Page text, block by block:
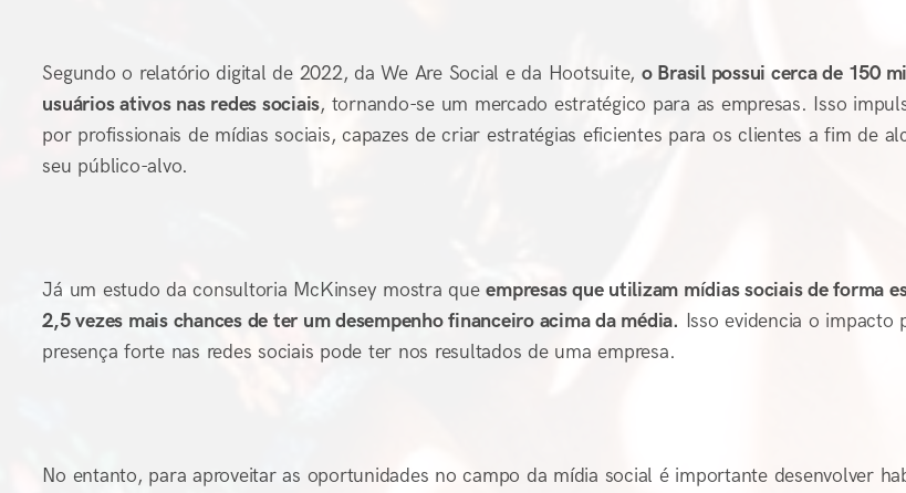
Segundo o relatório digital de 2022, da We Are Social e da Hootsuite, o Brasil possui cerca de 150
usuários ativos nas redes sociais, tornando-se um mercado estratégico para as empresas. Isso
por profissionais de mídias sociais, capazes de criar estratégias eficientes para os clientes a fim de
seu público-alvo.
Já um estudo da consultoria McKinsey mostra queempresas que utilizam mídias sociais de forma
2,5 vezes mais chances de ter um desempenho financeiro acima da média. Isso evidencia o impacto
presença forte nas redes sociais pode ter nos resultados de uma empresa.
No entanto, para aproveitar as oportunidades no campo da mídia social é importante desenvolver